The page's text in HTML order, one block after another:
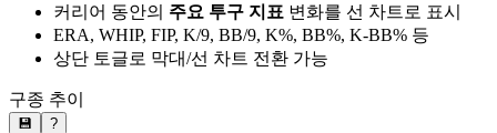
커리어 동안의 주요 투구 지표 변화를 선 차트로 표시
ERA, WHIP, FIP, K/9, BB/9, K%, BB%, K-BB% 등
상단 토글로 막대/선 차트 전환 가능
구종 추이
💾 ?